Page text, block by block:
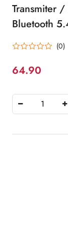
Transmiter
Bluetooth
(0)
Cena:
64.90